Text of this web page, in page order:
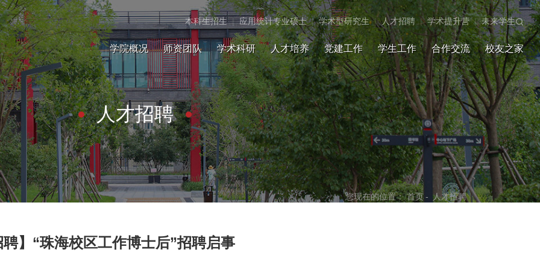
本科生招生 | 应用统计专业硕士 | 学术型研究生 | 人才招聘 | 学术提升营 | 未来学生
学院概况 师资团队 学术科研 人才培养 党建工作 学生工作 合作交流 校友之家
人才招聘
您现在的位置：首页- 人才招聘
聘】“珠海校区工作博士后”招聘启事